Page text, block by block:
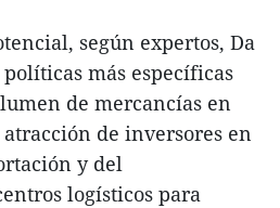
según expertos, Da
más específicas
de mercancías en
de inversores en
y del
logísticos para